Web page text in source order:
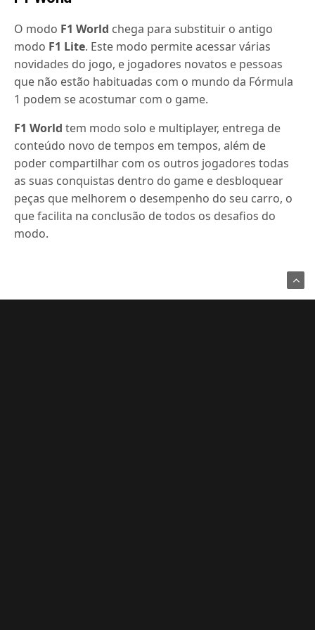
O modo F1 World chega para substituir o antigo
modo F1 Lite. Este modo permite acessar várias
novidades do jogo, e jogadores novatos e pessoas
que não estão habituadas com o mundo da Fórmula
1 podem se acostumar com o game.
F1 Worldtem modo solo e multiplayer, entrega de
conteúdo novo de tempos em tempos, além de
poder compartilhar com os outros jogadores todas
as suas conquistas dentro do game e desbloquear
peças que melhorem o desempenho do seu carro, o
que facilita na conclusão de todos os desafios do
modo.